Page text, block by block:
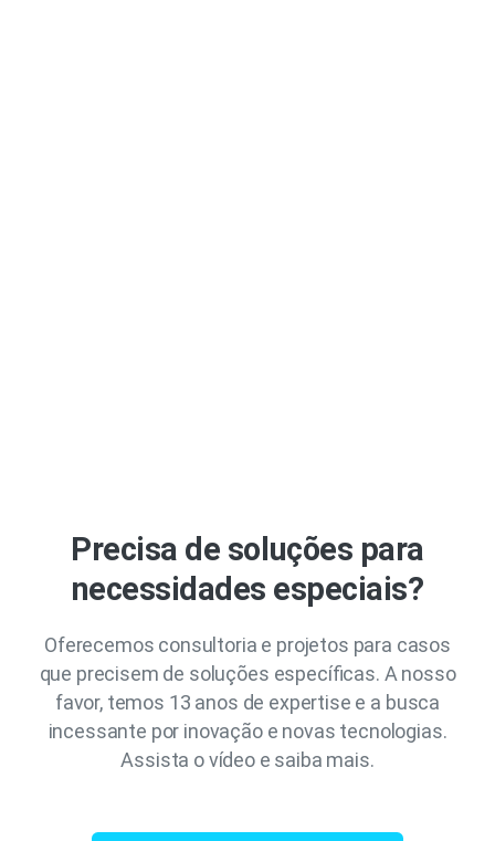
Precisa de soluções para
necessidades especiais?
Oferecemos consultoria e projetos para casos
que precisem de soluções específicas. A nosso
favor, temos 13 anos de expertise e a busca
incessante por inovação e novas tecnologias.
Assista o vídeo e saiba mais.